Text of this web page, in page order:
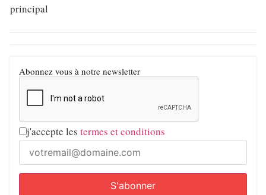
principal
Abonnez vous à notre newsletter
j'accepte les termes et conditions